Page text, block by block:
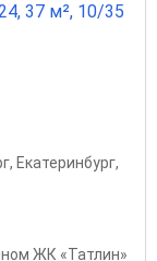
37 м², 10/35
, Екатеринбург,
ЖК «Татлин»